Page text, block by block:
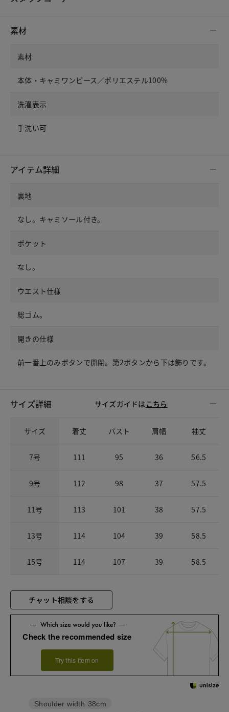
素材
素材
本体・キャミワンピース／ポリエステル100%
洗濯表示
手洗い可
アイテム詳細
裏地
なし。キャミソール付き。
ポケット
なし。
ウエスト仕様
総ゴム。
開きの仕様
前一番上のみボタンで開閉。第2ボタンから下は飾りです。
サイズ詳細 サイズガイドは こちら
サイズ 着丈 バスト 肩幅 袖丈
7号 111 95 36 56.5
9号 112 98 37 57.5
11号 113 101 38 57.5
13号 114 104 39 58.5
15号 114 107 39 58.5
チャット相談をする
Check the recommended size
Try this item on
Shoulder width 38cm